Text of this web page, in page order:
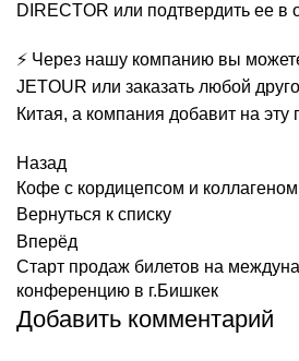
DIRECTOR или подтвердить ее в
⚡️ Через нашу компанию вы
JETOUR или заказать любой
Китая, а компания добавит на эту
Назад
Кофе с кордицепсом и коллагеном
Вернуться к списку
Вперёд
Старт продаж билетов на
конференцию в г.Бишкек
Добавить комментарий